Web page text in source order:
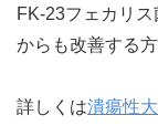
FK-23フェカリ
からも改善する
詳しくは潰瘍性